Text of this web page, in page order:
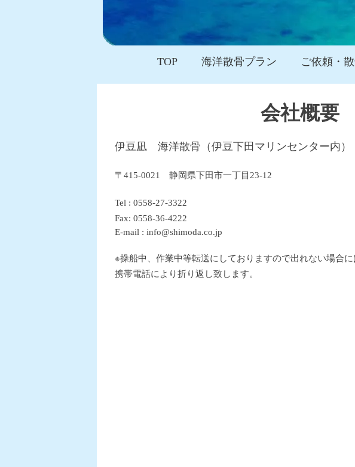
TOP 海洋散骨プラン ご依頼・
会社概要
伊豆凪 海洋散骨（伊豆下田マリンセンター内）
〒415-0021 静岡県下田市一丁目23-12
Tel : 0558-27-3322
Fax: 0558-36-4222
E-mail : info@shimoda.co.jp
※操船中、作業中等転送にしておりますので出れない場合に
携帯電話により折り返し致します。